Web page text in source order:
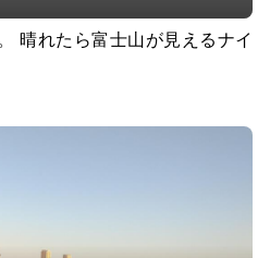
晴れたら富士山が見えるナイ